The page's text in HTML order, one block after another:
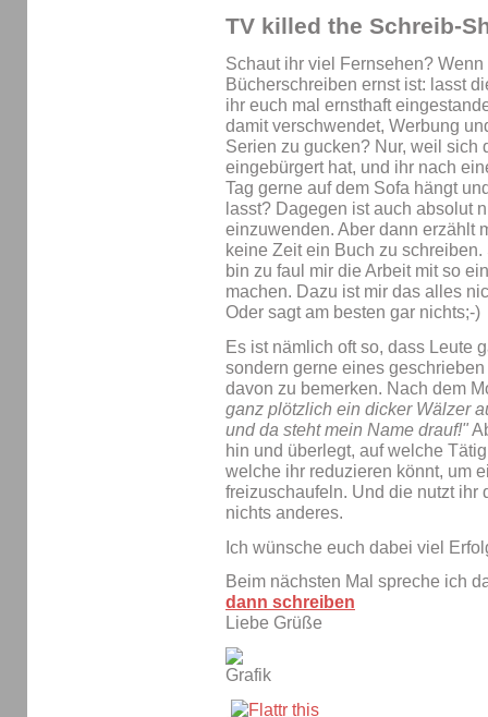
TV killed the Schreib-
Schaut ihr viel Fernsehen?
Bücherschreiben ernst ist: lasst
ihr euch mal ernsthaft
damit verschwendet, Werbung
Serien zu gucken? Nur, weil sich
eingebürgert hat, und ihr nach
Tag gerne auf dem Sofa hängt
lasst? Dagegen ist auch absolut
einzuwenden. Aber dann erzählt
keine Zeit ein Buch zu schreiben.
bin zu faul mir die Arbeit mit so
machen. Dazu ist mir das alles
Oder sagt am besten gar nichts;-)
Es ist nämlich oft so, dass Leute
sondern gerne eines
davon zu bemerken. Nach dem
ganz plötzlich ein dicker Wälzer
und da steht mein Name drauf!"
hin und überlegt, auf welche
welche ihr reduzieren könnt, um
freizuschaufeln. Und die nutzt ihr
nichts anderes.
Ich wünsche euch dabei viel
Beim nächsten Mal spreche ich
dann schreiben
Liebe Grüße